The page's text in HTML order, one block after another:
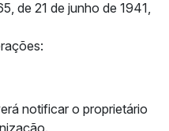
de 21 de junho de 1941,
notificar o proprietário